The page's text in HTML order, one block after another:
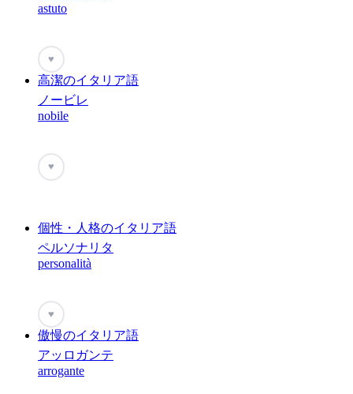
astuto
♥
高潔のイタリア語
ノービレ
nobile
♥
個性・人格のイタリア語
ペルソナリタ
personalità
♥
傲慢のイタリア語
アッロガンテ
arrogante